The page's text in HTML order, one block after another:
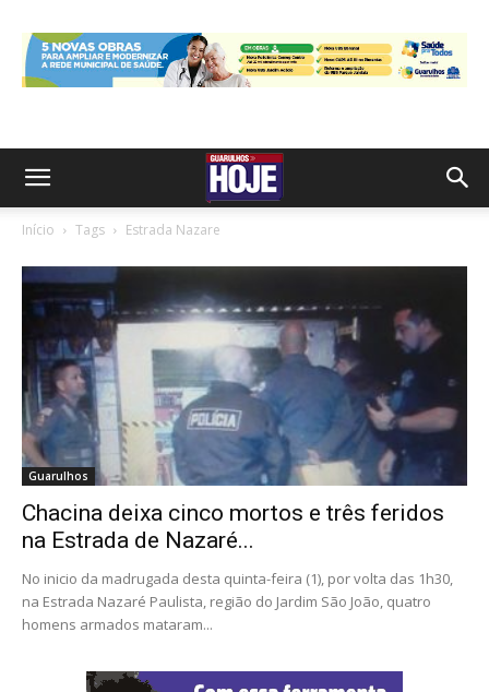
Início Tags Estrada Nazare
Guarulhos
Chacina deixa cinco mortos e três feridos
na Estrada de Nazaré...
No inicio da madrugada desta quinta-feira (1), por volta das 1h30,
na Estrada Nazaré Paulista, região do Jardim São João, quatro
homens armados mataram...